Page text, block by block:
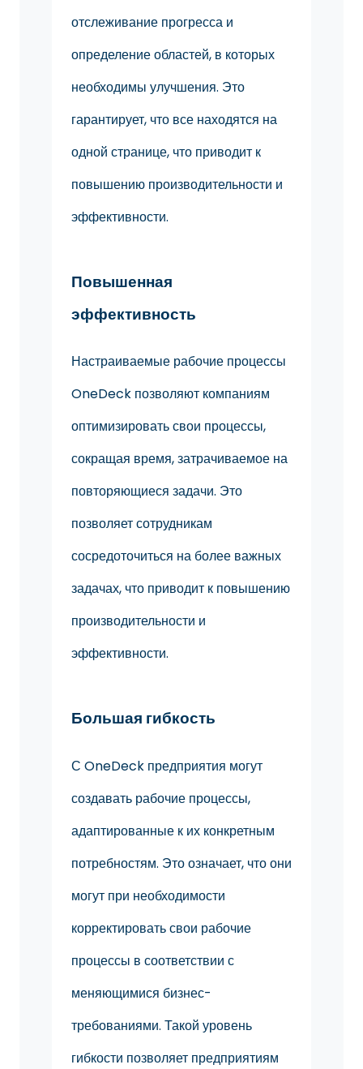
отслеживание прогресса и
определение областей, в которых
необходимы улучшения. Это
гарантирует, что все находятся на
одной странице, что приводит к
повышению производительности и
эффективности.
Повышенная
эффективность
Настраиваемые рабочие процессы
OneDeck позволяют компаниям
оптимизировать свои процессы,
сокращая время, затрачиваемое на
повторяющиеся задачи. Это
позволяет сотрудникам
сосредоточиться на более важных
задачах, что приводит к повышению
производительности и
эффективности.
Большая гибкость
С OneDeck предприятия могут
создавать рабочие процессы,
адаптированные к их конкретным
потребностям. Это означает, что они
могут при необходимости
корректировать свои рабочие
процессы в соответствии с
меняющимися бизнес-
требованиями. Такой уровень
гибкости позволяет предприятиям